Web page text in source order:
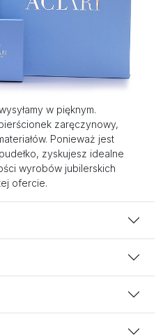
w pięknym.
zaręczynowy,
Ponieważ jest
zyskujesz idealne
wyrobów jubilerskich
ofercie.